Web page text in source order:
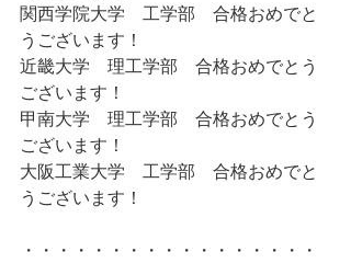
関西学院大学　工学部　合格おめでと
うございます！
近畿大学　理工学部　合格おめでとう
ございます！
甲南大学　理工学部　合格おめでとう
ございます！
大阪工業大学　工学部　合格おめでと
うございます！
・・・・・・・・・・・・・・・・・